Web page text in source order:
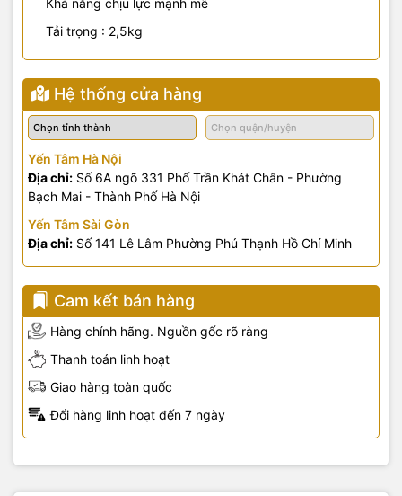
Tải trọng : 2,5kg
Hệ thống cửa hàng
Yến Tâm Hà Nội
Địa chỉ: Số 6A ngõ 331 Phố Trần Khát Chân - Phường
Bạch Mai - Thành Phố Hà Nội
Yến Tâm Sài Gòn
Địa chỉ: Số 141 Lê Lâm Phường Phú Thạnh Hồ Chí Minh
Cam kết bán hàng
Hàng chính hãng. Nguồn gốc rõ ràng
Thanh toán linh hoạt
Giao hàng toàn quốc
Đổi hàng linh hoạt đến 7 ngày